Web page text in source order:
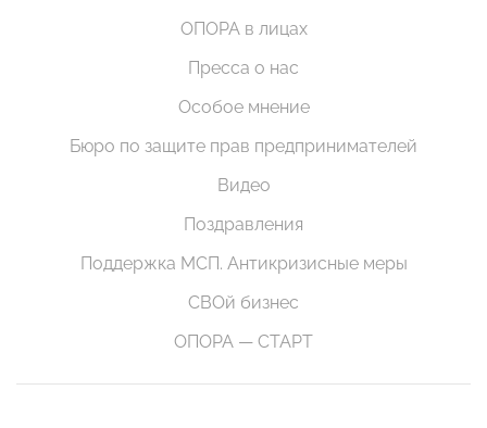
ОПОРА в лицах
Пресса о нас
Особое мнение
Бюро по защите прав предпринимателей
Видео
Поздравления
Поддержка МСП. Антикризисные меры
СВОй бизнес
ОПОРА — СТАРТ